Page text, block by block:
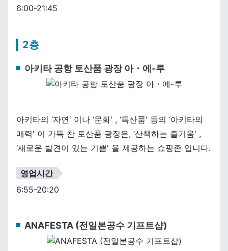
6:00-21:45
2층
아키타 공항 토산품 광장 아・에-루
아키타의 ‘자연' 이나 ‘문화' , ‘특산품' 등의 ‘아키타의
매력' 이 가득 찬 토산품 광장은, ‘산책하는 즐거움' ,
‘새로운 발견이 있는 기쁨' 을 제공하는 쇼핑존 입니다.
영업시간
6:55-20:20
ANAFESTA (전일본공수 기프트샵)